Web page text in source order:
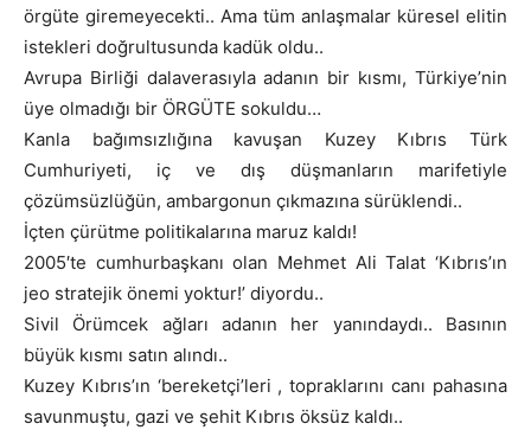
örgüte giremeyecekti.. Ama tüm anlaşmalar küresel elitin
istekleri doğrultusunda kadük oldu..
Avrupa Birliği dalaverasıyla adanın bir kısmı, Türkiye’nin
üye olmadığı bir ÖRGÜTE sokuldu…
Kanla bağımsızlığına kavuşan Kuzey Kıbrıs Türk
Cumhuriyeti, iç ve dış düşmanların marifetiyle
çözümsüzlüğün, ambargonun çıkmazına sürüklendi..
İçten çürütme politikalarına maruz kaldı!
2005′te cumhurbaşkanı olan Mehmet Ali Talat ‘Kıbrıs’ın
jeo stratejik önemi yoktur!’ diyordu..
Sivil Örümcek ağları adanın her yanındaydı.. Basının
büyük kısmı satın alındı..
Kuzey Kıbrıs’ın ‘bereketçi’leri , topraklarını canı pahasına
savunmuştu, gazi ve şehit Kıbrıs öksüz kaldı..